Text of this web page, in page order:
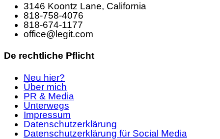
3146 Koontz Lane, California
818-758-4076
818-674-1177
office@legit.com
De rechtliche Pflicht
Neu hier?
Über mich
PR & Media
Unterwegs
Impressum
Datenschutzerklärung
Datenschutzerklärung für Social Media